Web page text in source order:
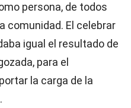
persona, de todos
comunidad. El celebrar
igual el resultado de
para el
la carga de la